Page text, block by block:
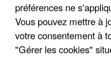
préférences ne
Vous pouvez mettre à
votre consentement à
"Gérer les cookies"